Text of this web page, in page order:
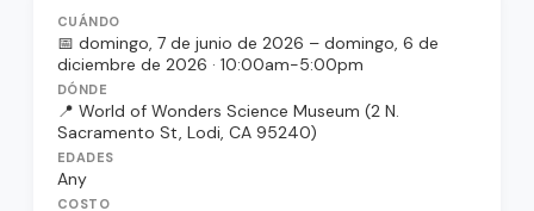
CUÁNDO
📅 domingo, 7 de junio de 2026 – domingo, 6 de
diciembre de 2026 · 10:00am-5:00pm
DÓNDE
📍 World of Wonders Science Museum (2 N.
Sacramento St, Lodi, CA 95240)
EDADES
Any
COSTO